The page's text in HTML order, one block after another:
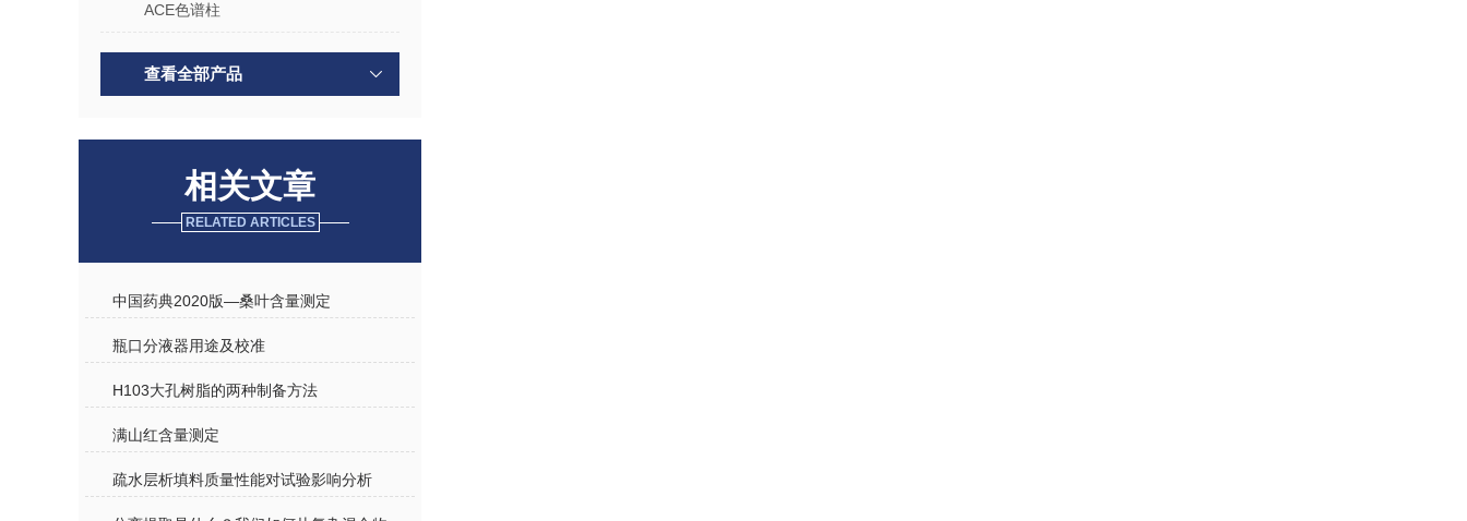
ACE色谱柱
查看全部产品
相关文章
RELATED ARTICLES
中国药典2020版—桑叶含量测定
瓶口分液器用途及校准
H103大孔树脂的两种制备方法
满山红含量测定
疏水层析填料质量性能对试验影响分析